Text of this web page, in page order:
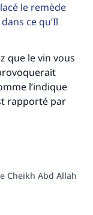
le remède
ce qu’Il
que le vin vous
l’indique
rapporté par
Cheikh Abd Allah